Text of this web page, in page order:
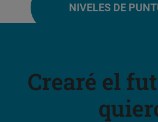
NIVELES DE
Crearé el